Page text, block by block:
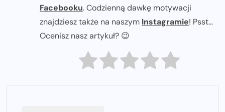
Facebooku. Codzienną dawkę motywacji
znajdziesz także na naszym Instagramie! Psst...
Ocenisz nasz artykuł? 😉